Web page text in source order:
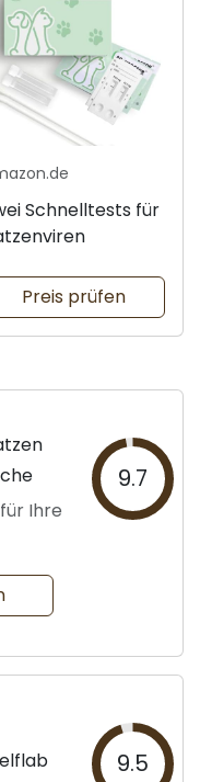
Schnelltests für
Preis prüfen
Ihre
9.7
9.5